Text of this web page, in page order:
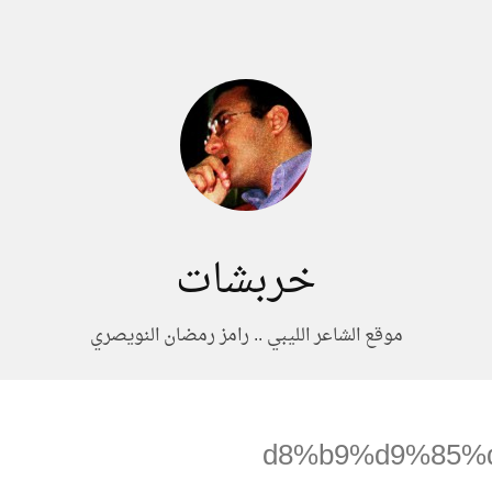
خربشات
موقع الشاعر الليبي .. رامز رمضان النويصري